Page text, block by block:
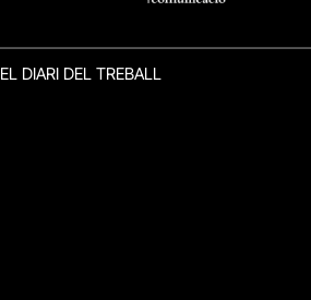
EL DIARI DEL TREBALL